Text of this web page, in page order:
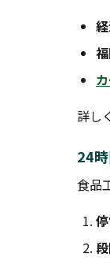
詳し
24
食品